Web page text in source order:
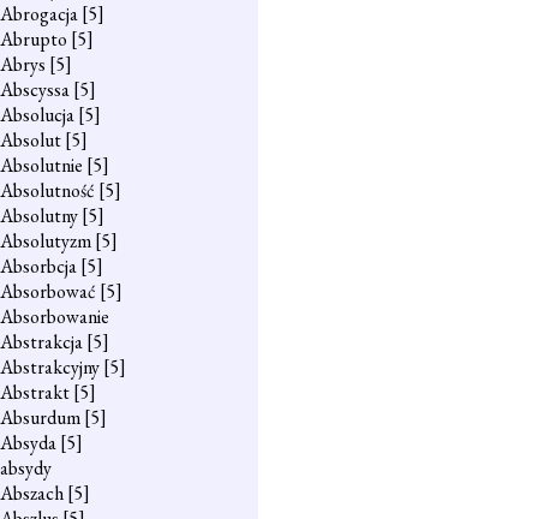
Abrogacja[5]
Abrupto [5]
Abrys [5]
Abscyssa[5]
Absolucja[5]
Absolut[5]
Absolutnie [5]
Absolutność [5]
Absolutny[5]
Absolutyzm[5]
Absorbcja[5]
Absorbować [5]
Absorbowanie
Abstrakcja[5]
Abstrakcyjny[5]
Abstrakt[5]
Absurdum[5]
Absyda[5]
absydy
Abszach[5]